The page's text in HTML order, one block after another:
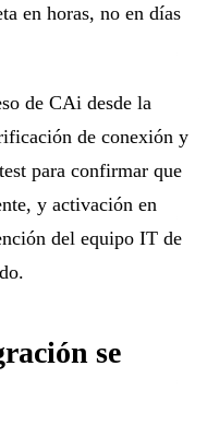
en horas, no en días
de CAi desde la
de conexión y
para confirmar que
y activación en
del equipo IT de
se